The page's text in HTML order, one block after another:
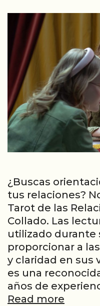
¿Buscas
tus relaciones?
Tarot de las
Collado. Las
utilizado durante
proporcionar a
y claridad en sus
es una
años de
Read more